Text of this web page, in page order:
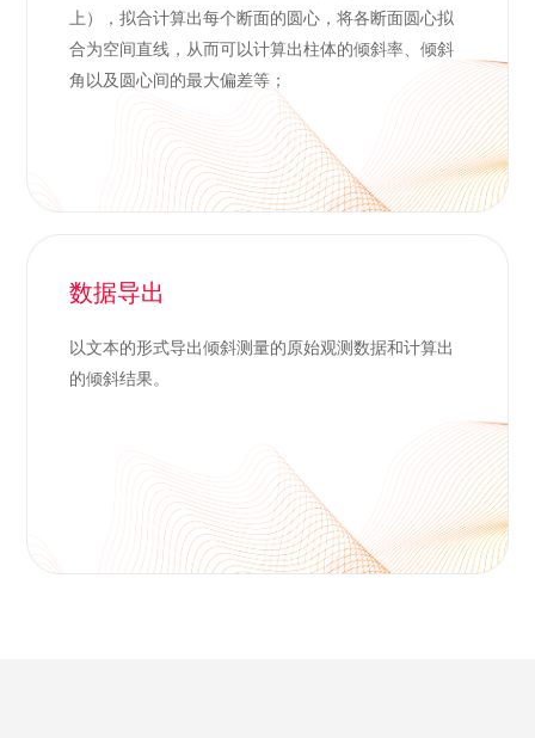
上），拟合计算出每个断面的圆心，将各断面圆心拟
合为空间直线，从而可以计算出柱体的倾斜率、倾斜
角以及圆心间的最大偏差等；
数据导出
以文本的形式导出倾斜测量的原始观测数据和计算出
的倾斜结果。